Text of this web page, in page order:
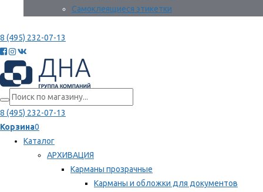
Самоклеящиеся этикетки
8 (495) 232-07-13
8 (495) 232-07-13
Корзина0
Каталог
АРХИВАЦИЯ
Карманы прозрачные
Карманы и обложки для документов